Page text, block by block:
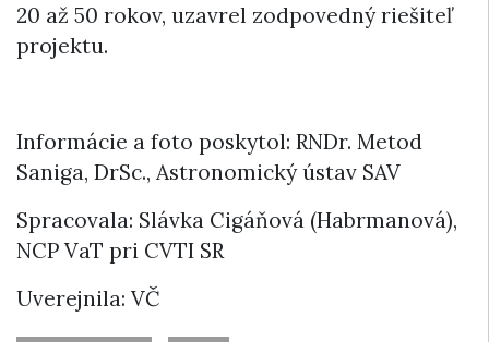
20 až 50 rokov, uzavrel zodpovedný riešiteľ
projektu.
Informácie a foto poskytol: RNDr. Metod
Saniga, DrSc., Astronomický ústav SAV
Spracovala: Slávka Cigáňová (Habrmanová),
NCP VaT pri CVTI SR
Uverejnila: VČ